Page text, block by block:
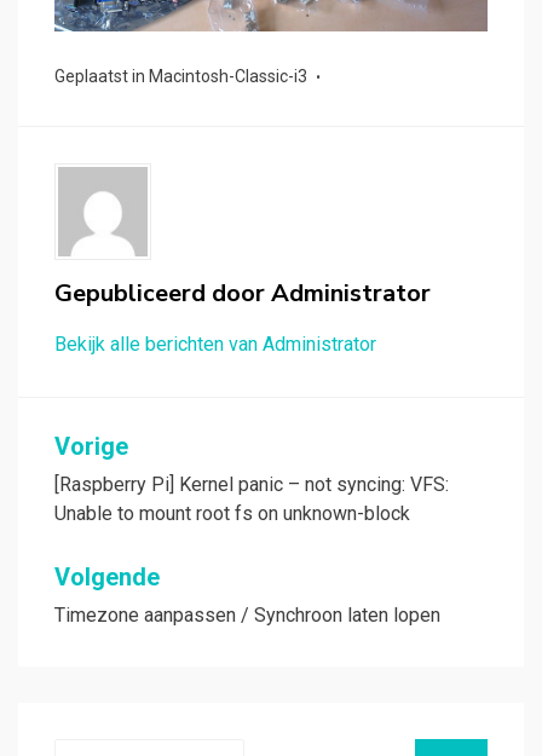
Geplaatst in Macintosh-Classic-i3
Gepubliceerd doorAdministrator
Bekijk alle berichten van Administrator
Bericht
navigatie
Vorige
[Raspberry Pi] Kernel panic – not syncing: VFS:
Unable to mount root fs on unknown-block
Volgende
Timezone aanpassen / Synchroon laten lopen